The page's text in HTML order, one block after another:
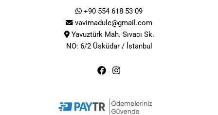
+90 554 618 53 09
vavimadule@gmail.com
Yavuztürk Mah. Sıvacı Sk.
NO: 6/2 Üsküdar / İstanbul